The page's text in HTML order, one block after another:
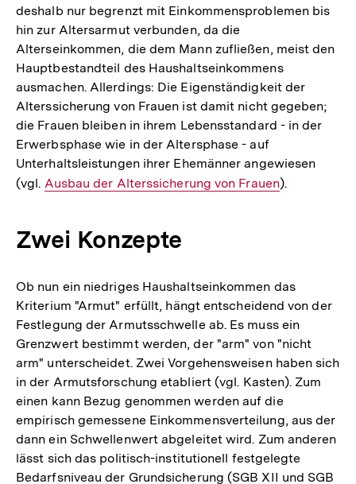
deshalb nur begrenzt mit Einkommensproblemen bis
hin zur Altersarmut verbunden, da die
Alterseinkommen, die dem Mann zufließen, meist den
Hauptbestandteil des Haushaltseinkommens
ausmachen. Allerdings: Die Eigenständigkeit der
Alterssicherung von Frauen ist damit nicht gegeben;
die Frauen bleiben in ihrem Lebensstandard - in der
Erwerbsphase wie in der Altersphase - auf
Unterhaltsleistungen ihrer Ehemänner angewiesen
(vgl. Interner
Ausbau der Alterssicherung von Frauen).
Zwei Konzepte
Ob nun ein niedriges Haushaltseinkommen das
Kriterium "Armut" erfüllt, hängt entscheidend von der
Festlegung der Armutsschwelle ab. Es muss ein
Grenzwert bestimmt werden, der "arm" von "nicht
arm" unterscheidet. Zwei Vorgehensweisen haben sich
in der Armutsforschung etabliert (vgl. Kasten). Zum
einen kann Bezug genommen werden auf die
empirisch gemessene Einkommensverteilung, aus der
dann ein Schwellenwert abgeleitet wird. Zum anderen
lässt sich das politisch-institutionell festgelegte
Bedarfsniveau der Grundsicherung (SGB XII und SGB